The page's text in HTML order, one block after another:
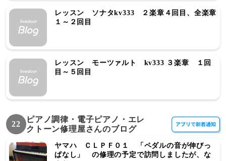
レッスン ソナタkv333 ２楽章４回目、全楽章
１～２回目
レッスン モーツァルト kv333 ３楽章 １回
目～５回目
22
ピアノ調律・電子ピアノ・エレ
クトーン修理屋さんのブログ
ヤマハ ＣＬＰＦ０１ 「ペダルの音が伸びっ
ぱなし」 の修理の予定で訪問しましたが、な